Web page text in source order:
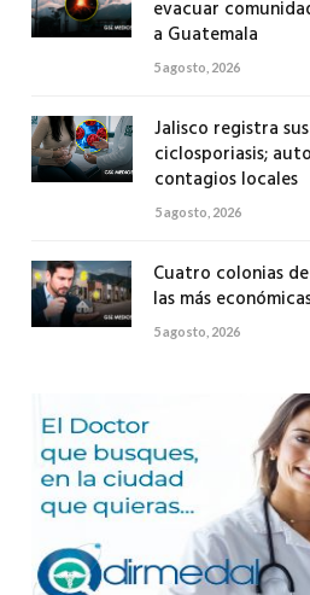
evacuar
a Guatemala
5 agosto, 2026
Jalisco registra
ciclosporiasis;
contagios locales
5 agosto, 2026
Cuatro colonias
las más
5 agosto, 2026